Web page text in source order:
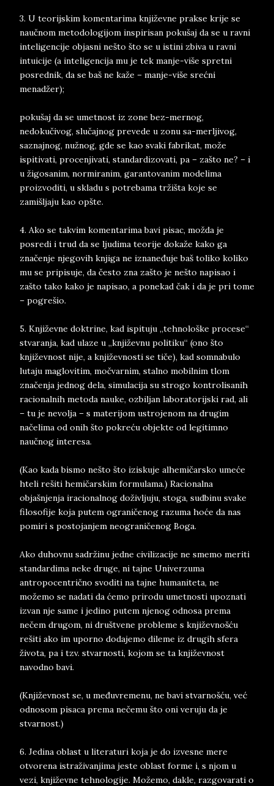
3. U teorijskim komentarima književne prakse krije se
naučnom metodologijom inspirisan pokušaj da se u ravni
inteligencije objasni nešto što se u istini zbiva u ravni
intuicije (a inteligencija mu je tek manje-više spretni
posrednik, da se baš ne kaže – manje-više srećni
menadžer);
pokušaj da se umetnost iz zone bez-mernog,
nedokučivog, slučajnog prevede u zonu sa-merljivog,
saznajnog, nužnog, gde se kao svaki fabrikat, može
ispitivati, procenjivati, standardizovati, pa – zašto ne? – i
u žigosanim, normiranim, garantovanim modelima
proizvoditi, u skladu s potrebama tržišta koje se
zamišljaju kao opšte.
4. Ako se takvim komentarima bavi pisac, možda je
posredi i trud da se ljudima teorije dokaže kako ga
značenje njegovih knjiga ne iznaneđuje baš toliko koliko
mu se pripisuje, da često zna zašto je nešto napisao i
zašto tako kako je napisao, a ponekad čak i da je pri tome
– pogrešio.
5. Književne doktrine, kad ispituju „tehnološke procese“
stvaranja, kad ulaze u „književnu politiku“ (ono što
književnost nije, a književnosti se tiče), kad somnabulo
lutaju maglovitim, močvarnim, stalno mobilnim tlom
značenja jednog dela, simulacija su strogo kontrolisanih
racionalnih metoda nauke, ozbiljan laboratorijski rad, ali
– tu je nevolja – s materijom ustrojenom na drugim
načelima od onih što pokreću objekte od legitimno
naučnog interesa.
(Kao kada bismo nešto što iziskuje alhemičarsko umeće
hteli rešiti hemičarskim formulama.) Racionalna
objašnjenja iracionalnog doživljuju, stoga, sudbinu svake
filosofije koja putem ograničenog razuma hoće da nas
pomiri s postojanjem neograničenog Boga.
Ako duhovnu sadržinu jedne civilizacije ne smemo meriti
standardima neke druge, ni tajne Univerzuma
antropocentrično svoditi na tajne humaniteta, ne
možemo se nadati da ćemo prirodu umetnosti upoznati
izvan nje same i jedino putem njenog odnosa prema
nečem drugom, ni društvene probleme s književnošću
rešiti ako im uporno dodajemo dileme iz drugih sfera
života, pa i tzv. stvarnosti, kojom se ta književnost
navodno bavi.
(Književnost se, u međuvremenu, ne bavi stvarnošću, već
odnosom pisaca prema nečemu što oni veruju da je
stvarnost.)
6. Jedina oblast u literaturi koja je do izvesne mere
otvorena istraživanjima jeste oblast forme i, s njom u
vezi, književne tehnologije. Možemo, dakle, razgovarati o